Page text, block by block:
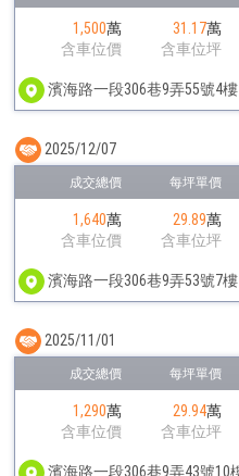
1,500萬
含車位價
31.17萬
含車位坪
濱海路一段306巷9弄55號4樓
1,640萬
含車位價
29.89萬
含車位坪
濱海路一段306巷9弄53號7樓
2025/12/07
1,290萬
含車位價
29.94萬
含車位坪
濱海路一段306巷9弄43號10
2025/11/01